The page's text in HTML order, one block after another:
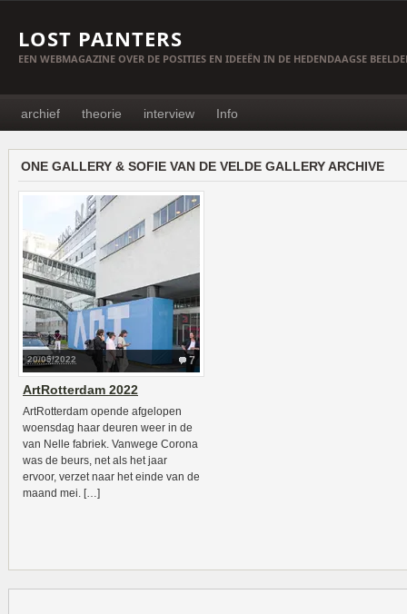
LOST PAINTERS
EEN WEBMAGAZINE OVER DE POSITIES EN IDEEËN IN DE HEDENDAAGSE
archief theorie interview Info
ONE GALLERY & SOFIE VAN DE VELDE GALLERY ARCHIVE
7
20/05/2022
ArtRotterdam 2022
ArtRotterdam opende afgelopen
woensdag haar deuren weer in de
van Nelle fabriek. Vanwege Corona
was de beurs, net als het jaar
ervoor, verzet naar het einde van de
maand mei. […]